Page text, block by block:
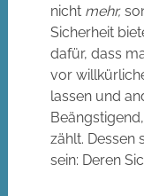
nicht mehr,
Sicherheit
dafür, dass
vor
lassen und
zählt. Dessen
sein: Deren